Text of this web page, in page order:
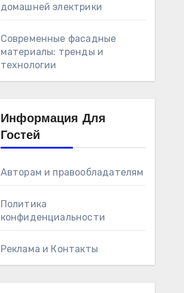
домашней электрики
Современные фасадные
материалы: тренды и
технологии
Информация Для
Гостей
Авторам и правообладателям
Политика
конфиденциальности
Реклама и Контакты